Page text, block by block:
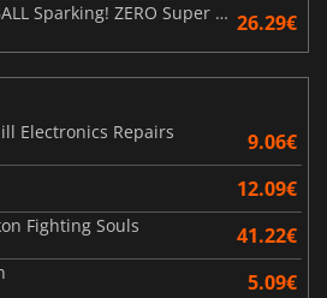
DRAGON BALL Sparking! ZERO Super Limit Breaking NEO 26.29€
Electronics Repairs
9.06€
12.09€
Fighting Souls 41.22€
5.09€